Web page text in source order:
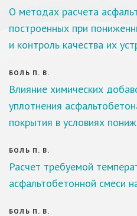
О методах расчета
построенных при
и контроль качества их
БОЛЬ П. В.
Влияние химических
уплотнения
покрытия в условиях
БОЛЬ П. В.
Расчет требуемой
асфальтобетонной смеси
БОЛЬ П. В.